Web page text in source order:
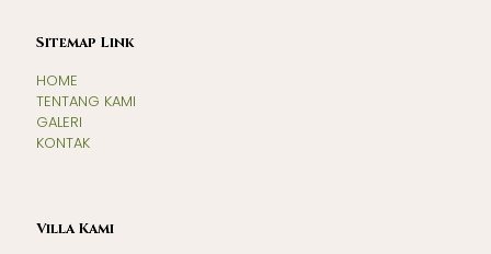
Sitemap Link
HOME
TENTANG KAMI
GALERI
KONTAK
Villa Kami